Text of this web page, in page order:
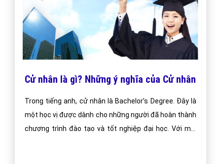
Cử nhân là gì? Những ý nghĩa của Cử nhân
Trong tiếng anh, cử nhân là Bachelor’s Degree. Đây là
một học vị được dành cho những người đã hoàn thành
chương trình đào tạo và tốt nghiệp đại học. Với mỗi